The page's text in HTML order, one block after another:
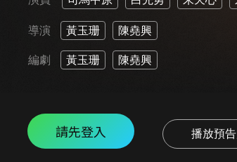
導演 黃玉珊 陳堯興
編劇 黃玉珊 陳堯興
請先登入 播放預